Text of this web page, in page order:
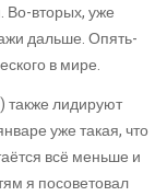
Во-вторых, уже
дальше. Опять-
в мире.
также лидируют
уже такая, что
всё меньше и
я посоветовал